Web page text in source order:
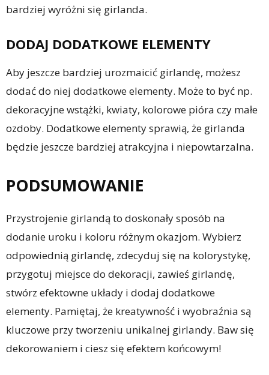
bardziej wyróżni się girlanda.
DODAJ DODATKOWE ELEMENTY
Aby jeszcze bardziej urozmaicić girlandę, możesz
dodać do niej dodatkowe elementy. Może to być np.
dekoracyjne wstążki, kwiaty, kolorowe pióra czy małe
ozdoby. Dodatkowe elementy sprawią, że girlanda
będzie jeszcze bardziej atrakcyjna i niepowtarzalna.
PODSUMOWANIE
Przystrojenie girlandą to doskonały sposób na
dodanie uroku i koloru różnym okazjom. Wybierz
odpowiednią girlandę, zdecyduj się na kolorystykę,
przygotuj miejsce do dekoracji, zawieś girlandę,
stwórz efektowne układy i dodaj dodatkowe
elementy. Pamiętaj, że kreatywność i wyobraźnia są
kluczowe przy tworzeniu unikalnej girlandy. Baw się
dekorowaniem i ciesz się efektem końcowym!